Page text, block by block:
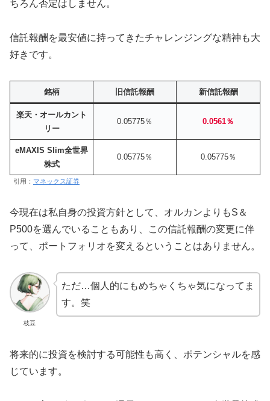
ちろん否定はしません。
信託報酬を最安値に持ってきたチャレンジングな精神も大
好きです。
銘柄 旧信託報酬 新信託報酬
楽天・オールカント
リー
0.05775％ 0.0561％
eMAXIS Slim全世界
株式
0.05775％ 0.05775％
引用： マネックス証券
今現在は私自身の投資方針として、オルカンよりもS＆
P500を選んでいることもあり、この信託報酬の変更に伴
って、ポートフォリオを変えるということはありません。
枝豆
ただ…個人的にもめちゃくちゃ気になってま
す。笑
将来的に投資を検討する可能性も高く、ポテンシャルを感
じています。